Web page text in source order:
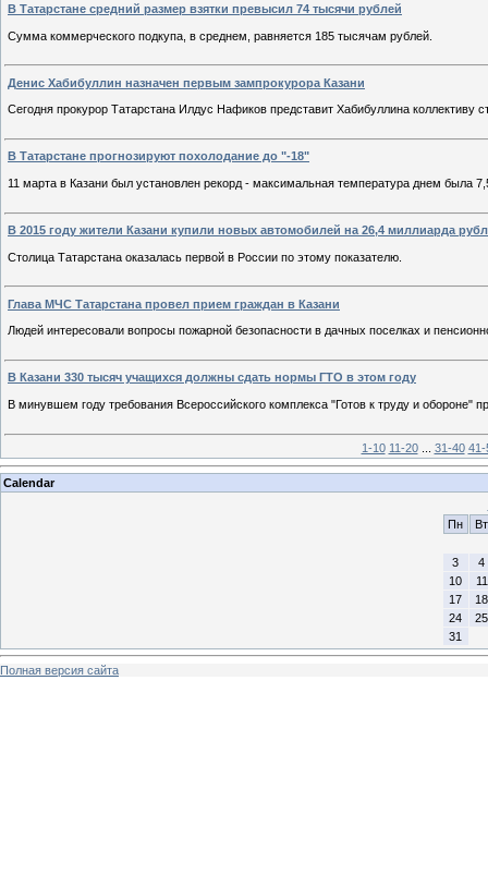
В Татарстане средний размер взятки превысил 74 тысячи рублей
Сумма коммерческого подкупа, в среднем, равняется 185 тысячам рублей.
Денис Хабибуллин назначен первым зампрокурора Казани
Сегодня прокурор Татарстана Илдус Нафиков представит Хабибуллина коллективу
В Татарстане прогнозируют похолодание до "-18"
11 марта в Казани был установлен рекорд - максимальная температура днем была
В 2015 году жители Казани купили новых автомобилей на 26,4 миллиарда
Столица Татарстана оказалась первой в России по этому показателю.
Глава МЧС Татарстана провел прием граждан в Казани
Людей интересовали вопросы пожарной безопасности в дачных поселках и
В Казани 330 тысяч учащихся должны сдать нормы ГТО в этом году
В минувшем году требования Всероссийского комплекса "Готов к труду и обороне"
1-10 11-20 31-40 41-
Calendar
Пн
Вт
3
4
10
11
17
18
24
25
31
Полная версия сайта